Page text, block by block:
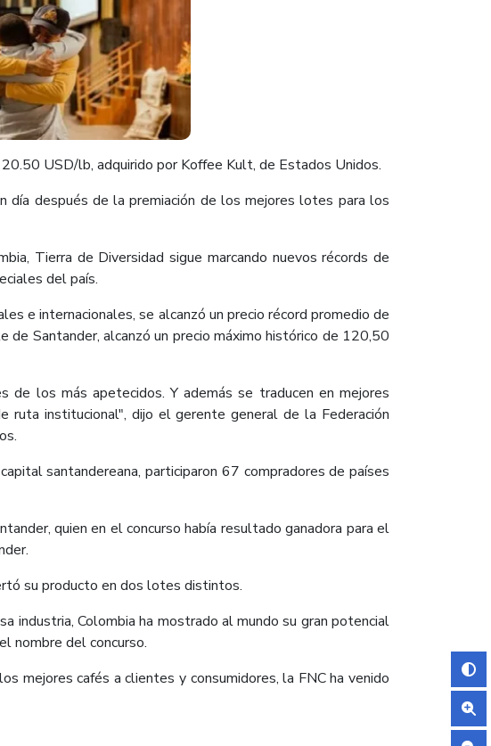
USD/lb, adquirido por Koffee Kult, de Estados Unidos.
día después de la premiación de los mejores lotes para los
Tierra de Diversidad sigue marcando nuevos récords de
del país.
e internacionales, se alcanzó un precio récord promedio de
Santander, alcanzó un precio máximo histórico de 120,50
los más apetecidos. Y además se traducen en mejores
ruta institucional", dijo el gerente general de la Federación
santandereana, participaron 67 compradores de países
quien en el concurso había resultado ganadora para el
su producto en dos lotes distintos.
industria, Colombia ha mostrado al mundo su gran potencial
nombre del concurso.
mejores cafés a clientes y consumidores, la FNC ha venido